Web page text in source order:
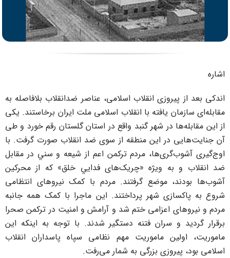
بعد از پیروزی انقلاب اسلامی، عناصر ضدانقلاب بلافاصله به
سازمان یافته با انقلاب اسلامی ملت ایران برخاستند. یکی
این مقابله‌ها در شهر گنبد واقع در استان گلستان رقم خورد و طی
جنایت‌هایی در این منطقه از سوی ضد انقلاب صورت گرفت. با
آشوب‌گری‌ها، مردم تركمن اعم از شيعه و سني در مقابل
انقلاب و به ویژه «چريک‌های فدايي خلق» که از محرکین
بودند، موضع گرفتند. مردم با کمک نیروهای انتظامی
به پاکسازی شهر پرداختند. این ماجرا با کمک همه جانبه
و نیروهای اعزامی ختم شد و آرامش و امنیت در ترکمن صحرا
گردید و سران فتنه دستگیر شدند. با توجه به اینکه این
اولین ماموریت مهم نظامی سپاه پاسداران انقلاب
بود، پیروزی بزرگی به شمار می‌رفت.